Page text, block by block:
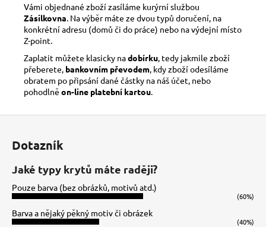
Vámi objednané zboží zasíláme kurýrní službou
Zásilkovna . Na výběr máte ze dvou typů doručení, na
konkrétní adresu (domů či do práce) nebo na výdejní místo
Z-point.
Zaplatit můžete klasicky nadobírku , tedy jakmile zboží
přeberete, bankovním převodem , kdy zboží odesíláme
obratem po připsání dané částky na náš účet, nebo
pohodlně on-line platební kartou
Dotazník
Jaké typy krytů máte raději?
Pouze barva (bez obrázků, motivů atd.)
(60%)
Barva a nějaký pěkný motiv či obrázek
(40%)